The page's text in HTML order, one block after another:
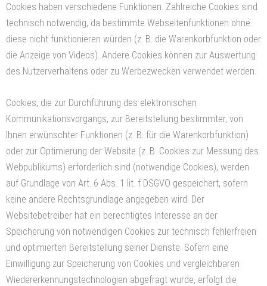
Cookies haben verschiedene Funktionen. Zahlreiche Cookies sind
technisch notwendig, da bestimmte Webseitenfunktionen ohne
diese nicht funktionieren würden (z. B. die Warenkorbfunktion oder
die Anzeige von Videos). Andere Cookies können zur Auswertung
des Nutzerverhaltens oder zu Werbezwecken verwendet werden.
Cookies, die zur Durchführung des elektronischen
Kommunikationsvorgangs, zur Bereitstellung bestimmter, von
Ihnen erwünschter Funktionen (z. B. für die Warenkorbfunktion)
oder zur Optimierung der Website (z. B. Cookies zur Messung des
Webpublikums) erforderlich sind (notwendige Cookies), werden
auf Grundlage von Art. 6 Abs. 1 lit. f DSGVO gespeichert, sofern
keine andere Rechtsgrundlage angegeben wird. Der
Websitebetreiber hat ein berechtigtes Interesse an der
Speicherung von notwendigen Cookies zur technisch fehlerfreien
und optimierten Bereitstellung seiner Dienste. Sofern eine
Einwilligung zur Speicherung von Cookies und vergleichbaren
Wiedererkennungstechnologien abgefragt wurde, erfolgt die